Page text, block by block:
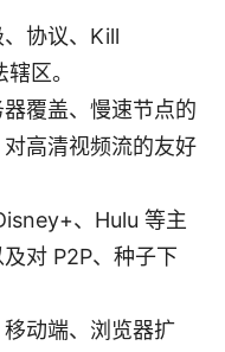
协议、Kill
区。
覆盖、慢速节点的
高清视频流的友好
、Hulu 等主
对 P2P、种子下
动端、浏览器扩